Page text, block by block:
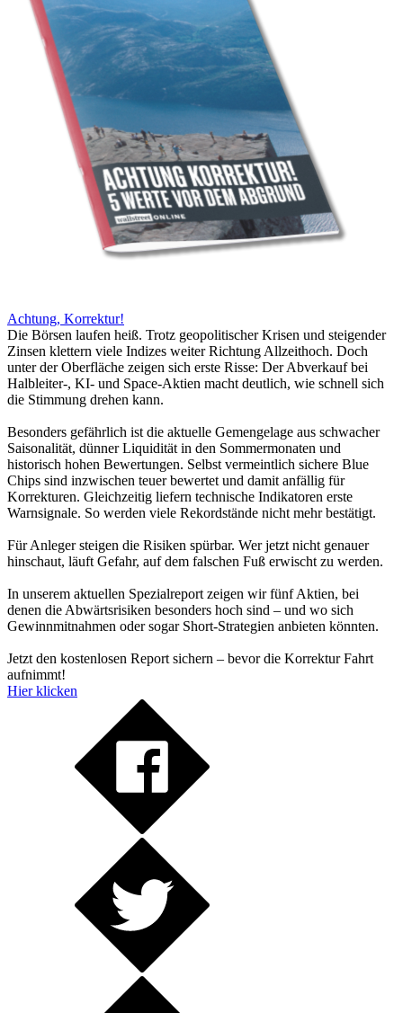
Achtung, Korrektur!
Die Börsen laufen heiß. Trotz geopolitischer Krisen und steigender
Zinsen klettern viele Indizes weiter Richtung Allzeithoch. Doch
unter der Oberfläche zeigen sich erste Risse: Der Abverkauf bei
Halbleiter-, KI- und Space-Aktien macht deutlich, wie schnell sich
die Stimmung drehen kann.
Besonders gefährlich ist die aktuelle Gemengelage aus schwacher
Saisonalität, dünner Liquidität in den Sommermonaten und
historisch hohen Bewertungen. Selbst vermeintlich sichere Blue
Chips sind inzwischen teuer bewertet und damit anfällig für
Korrekturen. Gleichzeitig liefern technische Indikatoren erste
Warnsignale. So werden viele Rekordstände nicht mehr bestätigt.
Für Anleger steigen die Risiken spürbar. Wer jetzt nicht genauer
hinschaut, läuft Gefahr, auf dem falschen Fuß erwischt zu werden.
In unserem aktuellen Spezialreport zeigen wir fünf Aktien, bei
denen die Abwärtsrisiken besonders hoch sind – und wo sich
Gewinnmitnahmen oder sogar Short-Strategien anbieten könnten.
Jetzt den kostenlosen Report sichern – bevor die Korrektur Fahrt
aufnimmt!
Hier klicken